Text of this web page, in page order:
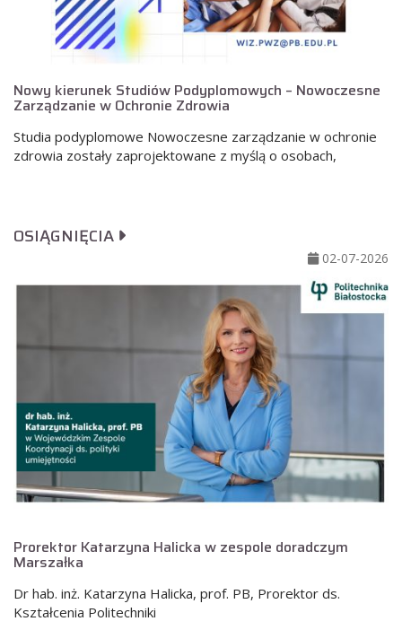
Nowy kierunek Studiów Podyplomowych – Nowoczesne
Zarządzanie w Ochronie Zdrowia
Studia podyplomowe Nowoczesne zarządzanie w ochronie
zdrowia zostały zaprojektowane z myślą o osobach,
OSIĄGNIĘCIA
02-07-2026
Prorektor Katarzyna Halicka w zespole doradczym
Marszałka
Dr hab. inż. Katarzyna Halicka, prof. PB, Prorektor ds.
Kształcenia Politechniki